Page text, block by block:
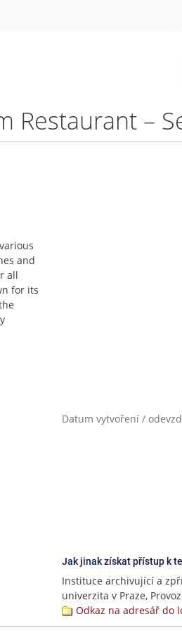
Restaurant –
and
all
for its
Datum vytvoření /
Jak jinak získat přístup k
Instituce archivující a
univerzita v Praze,
Odkaz na adresář do